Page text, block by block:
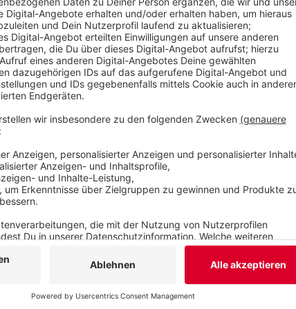
Veröffentlicht:Dienstag, 28.03.2023 05:57
Anzeige